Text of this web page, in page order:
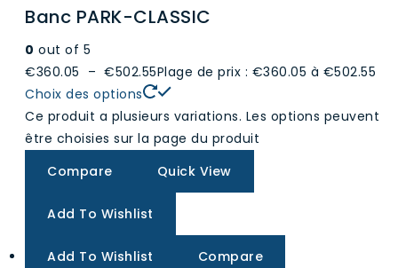
Banc PARK-CLASSIC
0 out of 5
€360.05 – €502.55Plage de prix : €360.05 à €502.55
Choix des options
Ce produit a plusieurs variations. Les options peuvent
être choisies sur la page du produit
Compare
Quick View
Add To Wishlist
Add To Wishlist Compare